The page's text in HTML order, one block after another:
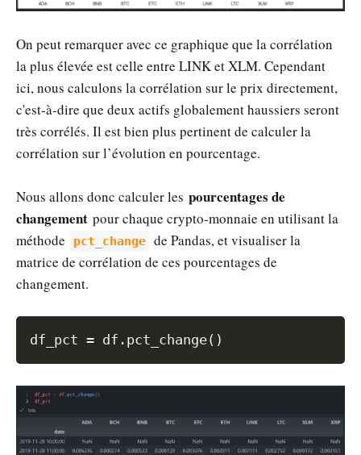
On peut remarquer avec ce graphique que la corrélation
la plus élevée est celle entre LINK et XLM. Cependant
ici, nous calculons la corrélation sur le prix directement,
c'est-à-dire que deux actifs globalement haussiers seront
très corrélés. Il est bien plus pertinent de calculer la
corrélation sur l’évolution en pourcentage.
Nous allons donc calculer les pourcentages de
changement pour chaque crypto-monnaie en utilisant la
méthode
pct_change de Pandas, et visualiser la
matrice de corrélation de ces pourcentages de
changement.
df_pct = df . pct_change( )